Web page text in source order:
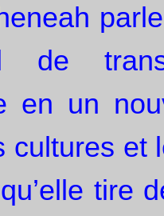
de
en un
cultures et
tire